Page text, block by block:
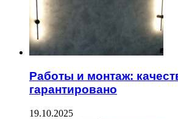
Работы и монтаж:
гарантировано
19.10.2025